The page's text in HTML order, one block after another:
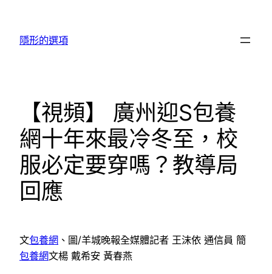
隱形的選項
【視頻】 廣州迎S包養
網十年來最冷冬至，校
服必定要穿嗎？教導局
回應
文包養網 、圖/羊城晚報全媒體記者 王沫依 通信員 簡
包養網文楊 戴希安 黃春燕